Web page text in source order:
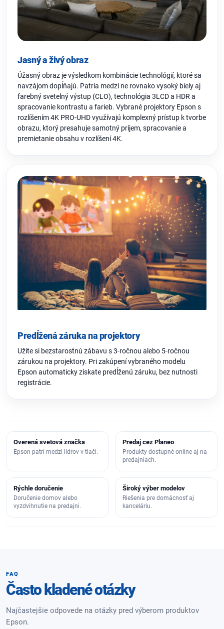
Jasný a živý obraz
Úžasný obraz je výsledkom kombinácie technológií, ktoré sa
navzájom dopĺňajú. Patria medzi ne rovnako vysoký biely aj
farebný svetelný výstup (CLO), technológia 3LCD a HDR a
spracovanie kontrastu a farieb. Vybrané projektory Epson s
rozlíšením 4K PRO-UHD využívajú komplexný prístup k tvorbe
obrazu, ktorý presahuje samotný príjem, spracovanie a
premietanie obsahu v rozlíšení 4K.
Predĺžená záruka na projektory
Užite si bezstarostnú zábavu s 3-ročnou alebo 5-ročnou
zárukou na projektory. Pri zakúpení vybraného modelu
Epson automaticky získate predĺženú záruku, bez nutnosti
registrácie.
Overená svetová značka
Epson patrí medzi lídrov v tlači.
Predaj cez Planeo
Produkty dostupné online aj na
predajniach.
Rýchle doručenie
Doručenie domov alebo
vyzdvihnutie na predajni.
Široký výber modelov
Riešenia pre domácnosť aj
kanceláriu.
FAQ
Často kladené otázky
Najčastejšie odpovede na otázky pred výberom produktov
Epson.